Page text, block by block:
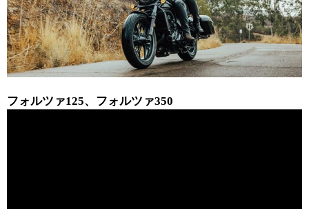
フォルツァ125、フォルツァ350